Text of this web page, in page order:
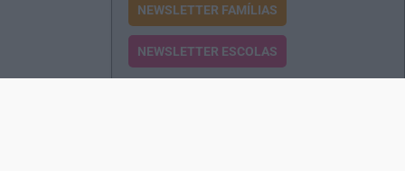
NEWSLETTER FAMÍLIAS
NEWSLETTER ESCOLAS